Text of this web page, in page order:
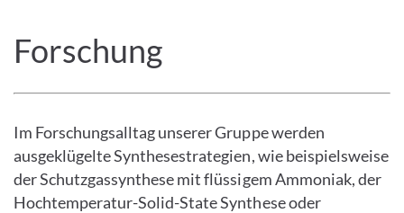
Forschung
Im Forschungsalltag unserer Gruppe werden
ausgeklügelte Synthesestrategien, wie beispielsweise
der Schutzgassynthese mit flüssigem Ammoniak, der
Hochtemperatur-Solid-State Synthese oder